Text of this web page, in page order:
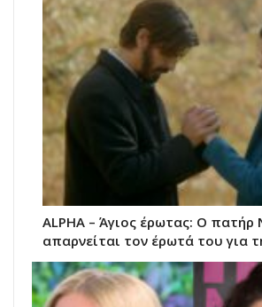
ALPHA – Άγιος έρωτας: Ο πατήρ
απαρνείται τον έρωτά του για